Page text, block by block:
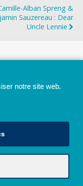
Alban Spreng &
Sauzereau : Dear
Uncle Lennie
de Liège
notre site web.